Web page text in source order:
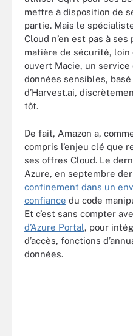
mettre à disposition de
partie. Mais le
Cloud n’en est pas à
matière de sécurité, loin
ouvert Macie, un service
données sensibles,
d’Harvest.ai,
tôt.
De fait, Amazon a,
compris l’enjeu clé que
ses offres Cloud. Le
Azure, en septembre
confinement dans un
confiance du code
Et c’est sans compter
d’Azure Portal, pour
d’accès, fonctions
données.